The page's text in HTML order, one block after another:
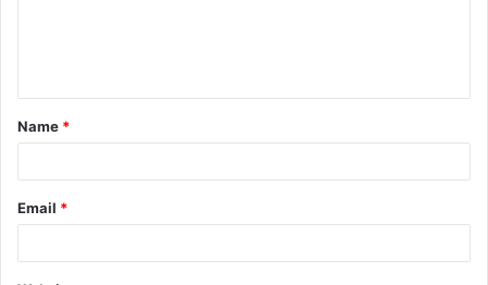
t
*
Name *
Email *